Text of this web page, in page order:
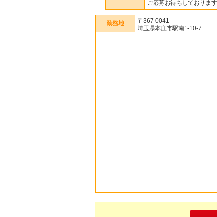
ご応募お待ちしております
勤務地
〒367-0041
埼玉県本庄市駅南1-10-7